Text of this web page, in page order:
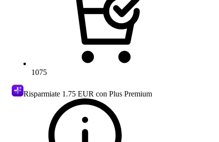
1075
Risparmiate 1.75 EUR con Plus Premium